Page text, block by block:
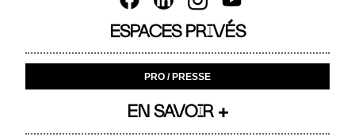
ESPACES PRIVÉS
PRO / PRESSE
EN SAVOIR +